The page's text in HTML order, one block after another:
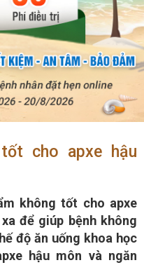
cho apxe hậu
không tốt cho apxe
để giúp bệnh không
độ ăn uống khoa học
hậu môn và ngăn